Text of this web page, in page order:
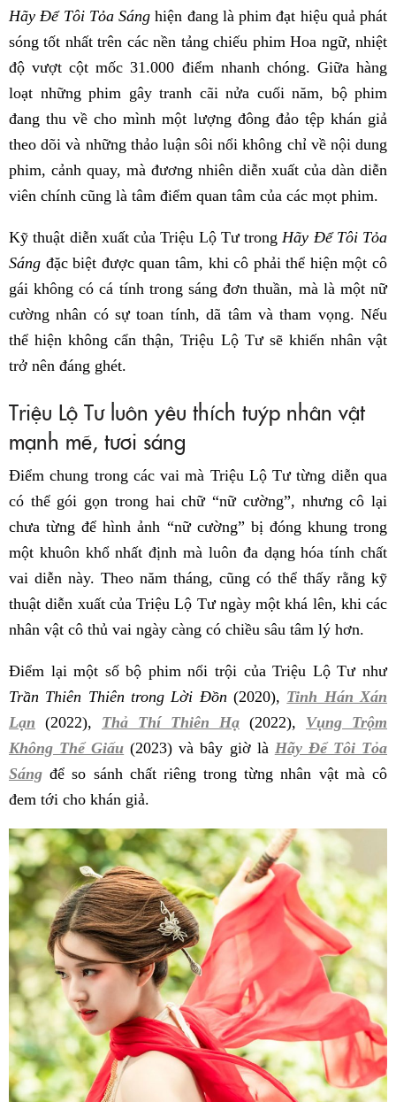
Hãy Để Tôi Tỏa Sáng hiện đang là phim đạt hiệu quả phát
sóng tốt nhất trên các nền tảng chiếu phim Hoa ngữ, nhiệt
độ vượt cột mốc 31.000 điểm nhanh chóng. Giữa hàng
loạt những phim gây tranh cãi nửa cuối năm, bộ phim
đang thu về cho mình một lượng đông đảo tệp khán giả
theo dõi và những thảo luận sôi nổi không chỉ về nội dung
phim, cảnh quay, mà đương nhiên diễn xuất của dàn diễn
viên chính cũng là tâm điểm quan tâm của các mọt phim.
Kỹ thuật diễn xuất của Triệu Lộ Tư trongHãy Để Tôi Tỏa
Sáng đặc biệt được quan tâm, khi cô phải thể hiện một cô
gái không có cá tính trong sáng đơn thuần, mà là một nữ
cường nhân có sự toan tính, dã tâm và tham vọng. Nếu
thể hiện không cẩn thận, Triệu Lộ Tư sẽ khiến nhân vật
trở nên đáng ghét.
Triệu Lộ Tư luôn yêu thích tuýp nhân vật
mạnh mẽ, tươi sáng
Điểm chung trong các vai mà Triệu Lộ Tư từng diễn qua
có thể gói gọn trong hai chữ “nữ cường”, nhưng cô lại
chưa từng để hình ảnh “nữ cường” bị đóng khung trong
một khuôn khổ nhất định mà luôn đa dạng hóa tính chất
vai diễn này. Theo năm tháng, cũng có thể thấy rằng kỹ
thuật diễn xuất của Triệu Lộ Tư ngày một khá lên, khi các
nhân vật cô thủ vai ngày càng có chiều sâu tâm lý hơn.
Điểm lại một số bộ phim nổi trội của Triệu Lộ Tư như
Trần Thiên Thiên trong Lời Đồn (2020), Tinh Hán Xán
Lạn (2022), Thả Thí Thiên Hạ (2022), Vụng Trộm
Không Thể Giấu (2023) và bây giờ là Hãy Để Tôi Tỏa
Sáng để so sánh chất riêng trong từng nhân vật mà cô
đem tới cho khán giả.